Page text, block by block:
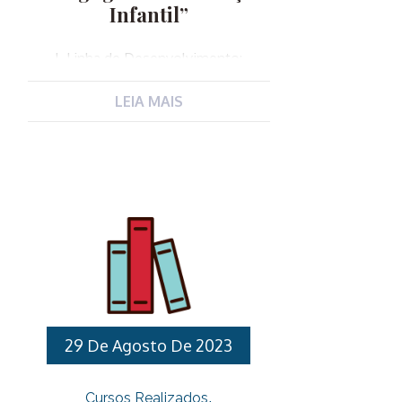
Infantil”
I. Linha de Desenvolvimento:
alvo: Professores de Educação básica
As datas mencionadas podem ser
alteradas devido motivos
organizacionais ou a circunstâncias
imprevistas. VI. Local: Auditório 1 da
Unidade Gestora Municipal de
Educação – Endereço: Avenida
Fernão Dias Paes Leme, 618, Centro
LEIA MAIS
29 De Agosto De 2023
Cursos Realizados